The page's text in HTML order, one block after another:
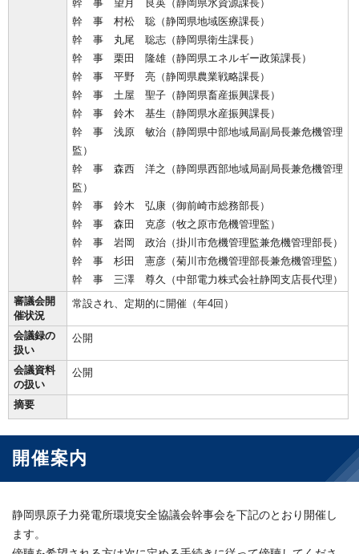
幹 事 望月 良英（静岡県水資源課長）
幹 事 村松 聡（静岡県地域医療課長）
幹 事 丸尾 聡志（静岡県衛生課長）
幹 事 栗田 隆雄（静岡県エネルギー政策課長）
幹 事 平野 亮（静岡県農業戦略課長）
幹 事 土屋 聖子（静岡県畜産振興課長）
幹 事 鈴木 基生（静岡県水産振興課長）
幹 事 浅原 敏治（静岡県中部地域局副局長兼危機管理
監）
幹 事 森西 洋之（静岡県西部地域局副局長兼危機管理
監）
幹 事 鈴木 弘康（御前崎市総務部長）
幹 事 森田 克彦（牧之原市危機管理監）
幹 事 岩岡 政治（掛川市危機管理監兼危機管理部長）
幹 事 杉田 憲彦（菊川市危機管理部長兼危機管理監）
幹 事 三澤 尊久（中部電力株式会社静岡支店長代理）
審議会開
催状況
常設され、定期的に開催（年4回）
会議録の
扱い
公開
会議資料
の扱い
公開
摘要
開催案内
静岡県原子力発電所環境安全協議会幹事会を下記のとおり開催し
ます。